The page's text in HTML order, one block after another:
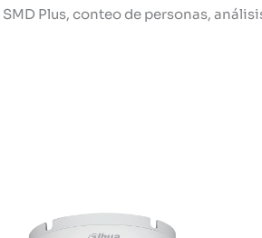
Plus, conteo de personas,